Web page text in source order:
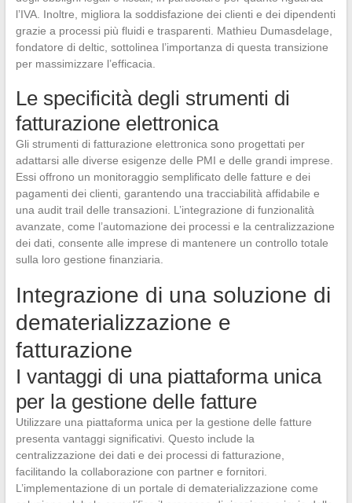
l’IVA. Inoltre, migliora la soddisfazione dei clienti e dei dipendenti
grazie a processi più fluidi e trasparenti. Mathieu Dumasdelage,
fondatore di deltic, sottolinea l’importanza di questa transizione
per massimizzare l’efficacia.
Le specificità degli strumenti di
fatturazione elettronica
Gli strumenti di fatturazione elettronica sono progettati per
adattarsi alle diverse esigenze delle PMI e delle grandi imprese.
Essi offrono un monitoraggio semplificato delle fatture e dei
pagamenti dei clienti, garantendo una tracciabilità affidabile e
una audit trail delle transazioni. L’integrazione di funzionalità
avanzate, come l’automazione dei processi e la centralizzazione
dei dati, consente alle imprese di mantenere un controllo totale
sulla loro gestione finanziaria.
Integrazione di una soluzione di
dematerializzazione e
fatturazione
I vantaggi di una piattaforma unica
per la gestione delle fatture
Utilizzare una piattaforma unica per la gestione delle fatture
presenta vantaggi significativi. Questo include la
centralizzazione dei dati e dei processi di fatturazione,
facilitando la collaborazione con partner e fornitori.
L’implementazione di un portale di dematerializzazione come